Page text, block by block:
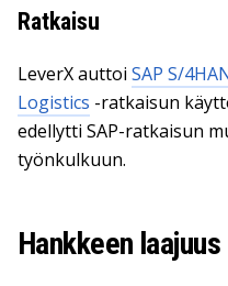
Ratkaisu
LeverX auttoi SAP S/
Logistics -ratkaisun
edellytti SAP-ratkaisun
työnkulkuun.
Hankkeen laajuus